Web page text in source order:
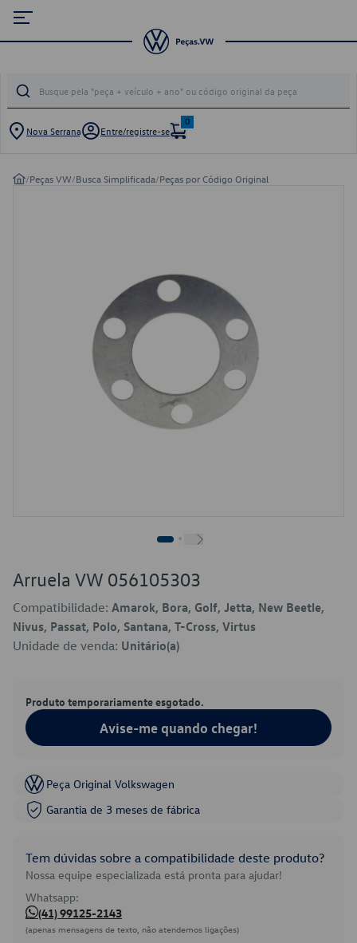
Nova Serrana Entre/registre-se
0
/Peças VW/Busca Simplificada/Peças por Código Original
Arruela VW 056105303
Compatibilidade: Amarok, Bora, Golf, Jetta, New Beetle,
Nivus, Passat, Polo, Santana, T-Cross, Virtus
Unidade de venda: Unitário(a)
Produto temporariamente esgotado.
Avise-me quando chegar!
Peça Original Volkswagen
Garantia de 3 meses de fábrica
Tem dúvidas sobre a compatibilidade deste produto?
Nossa equipe especializada está pronta para ajudar!
Whatsapp:
(41) 99125-2143
(apenas mensagens de texto, não atendemos ligações)